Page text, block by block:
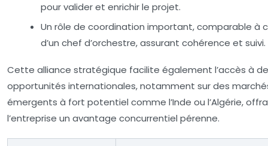
pour valider et enrichir le projet.
Un rôle de coordination important, comparable à
d’un chef d’orchestre, assurant cohérence et suivi.
Cette alliance stratégique facilite également l’accès à
opportunités internationales, notamment sur des
émergents à fort potentiel comme l’Inde ou l’Algérie,
l’entreprise un avantage concurrentiel pérenne.